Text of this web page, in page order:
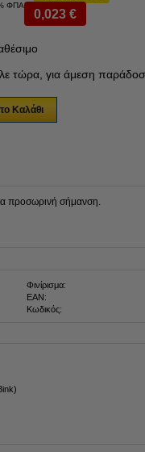
ΦΠΑ
0,023 €
τώρα, για άμεση
Καλάθι
προσωρινή σήμανση.
Φινίρισμα:
EAN:
Κωδικός: